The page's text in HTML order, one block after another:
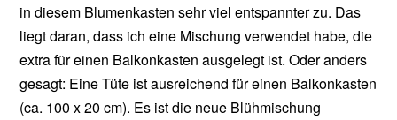
in diesem Blumenkasten sehr viel entspannter zu. Das
liegt daran, dass ich eine Mischung verwendet habe, die
extra für einen Balkonkasten ausgelegt ist. Oder anders
gesagt: Eine Tüte ist ausreichend für einen Balkonkasten
(ca. 100 x 20 cm). Es ist die neue Blühmischung